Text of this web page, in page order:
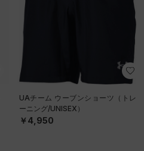
UAチーム ウーブンショーツ（トレ
ーニング/UNISEX）
￥4,950